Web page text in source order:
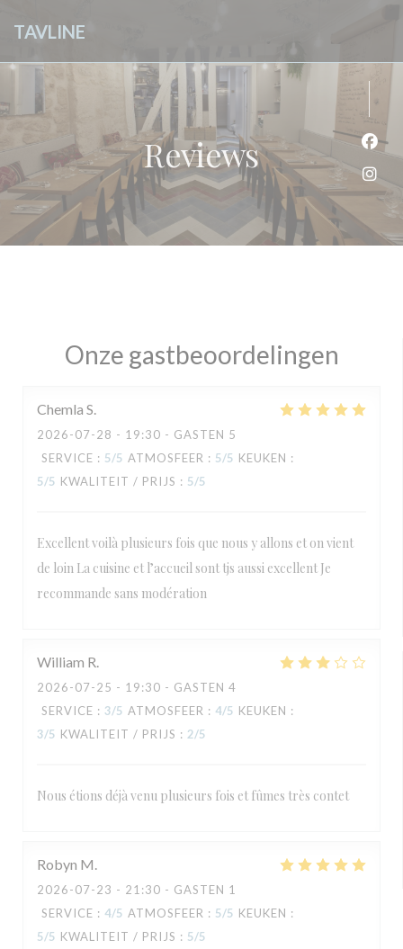
TAVLINE
Reviews
Onze gastbeoordelingen
Chemla S
2026-07-28 - 19:30 - GASTEN 5
SERVICE : 5/5 ATMOSFEER : 5/5 KEUKEN :
5/5 KWALITEIT / PRIJS : 5/5
Excellent voilà plusieurs fois que nous y allons et on vient
de loin La cuisine et l’accueil sont tjs aussi excellent Je
recommande sans modération
William R
2026-07-25 - 19:30 - GASTEN 4
SERVICE : 3/5 ATMOSFEER : 4/5 KEUKEN :
3/5 KWALITEIT / PRIJS : 2/5
Nous étions déjà venu plusieurs fois et fûmes très contet
Robyn M
2026-07-23 - 21:30 - GASTEN 1
SERVICE : 4/5 ATMOSFEER : 5/5 KEUKEN :
5/5 KWALITEIT / PRIJS : 5/5